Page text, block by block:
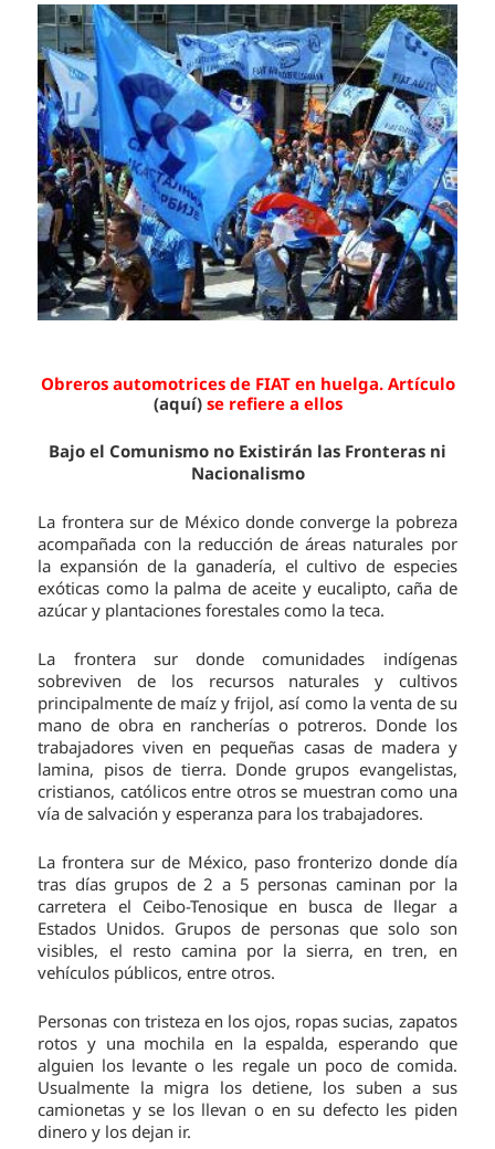
Obreros automotrices de FIAT en huelga. Artículo
(aquí)se refiere a ellos
Bajo el Comunismo no Existirán las Fronteras ni
Nacionalismo
La frontera sur de México donde converge la pobreza
acompañada con la reducción de áreas naturales por
la expansión de la ganadería, el cultivo de especies
exóticas como la palma de aceite y eucalipto, caña de
azúcar y plantaciones forestales como la teca.
La frontera sur donde comunidades indígenas
sobreviven de los recursos naturales y cultivos
principalmente de maíz y frijol, así como la venta de su
mano de obra en rancherías o potreros. Donde los
trabajadores viven en pequeñas casas de madera y
lamina, pisos de tierra. Donde grupos evangelistas,
cristianos, católicos entre otros se muestran como una
vía de salvación y esperanza para los trabajadores.
La frontera sur de México, paso fronterizo donde día
tras días grupos de 2 a 5 personas caminan por la
carretera el Ceibo-Tenosique en busca de llegar a
Estados Unidos. Grupos de personas que solo son
visibles, el resto camina por la sierra, en tren, en
vehículos públicos, entre otros.
Personas con tristeza en los ojos, ropas sucias, zapatos
rotos y una mochila en la espalda, esperando que
alguien los levante o les regale un poco de comida.
Usualmente la migra los detiene, los suben a sus
camionetas y se los llevan o en su defecto les piden
dinero y los dejan ir.